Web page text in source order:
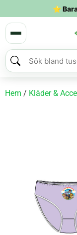
⭐
Hem / Kläder &